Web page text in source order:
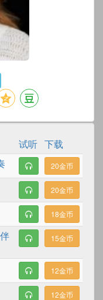
试听 下载
20金币
20金币
18金币
15金币
12金币
12金币